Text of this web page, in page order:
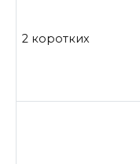
2 коротких